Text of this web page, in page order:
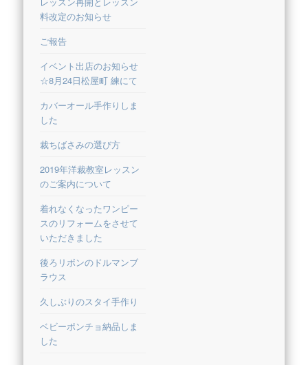
料改定のお知らせ
ご報告
イベント出店のお知らせ
☆8月24日松屋町 練にて
カバーオール手作りしま
した
裁ちばさみの選び方
2019年洋裁教室レッスン
のご案内について
着れなくなったワンピー
スのリフォームをさせて
いただきました
後ろリボンのドルマンブ
ラウス
久しぶりのスタイ手作り
ベビーポンチョ納品しま
した